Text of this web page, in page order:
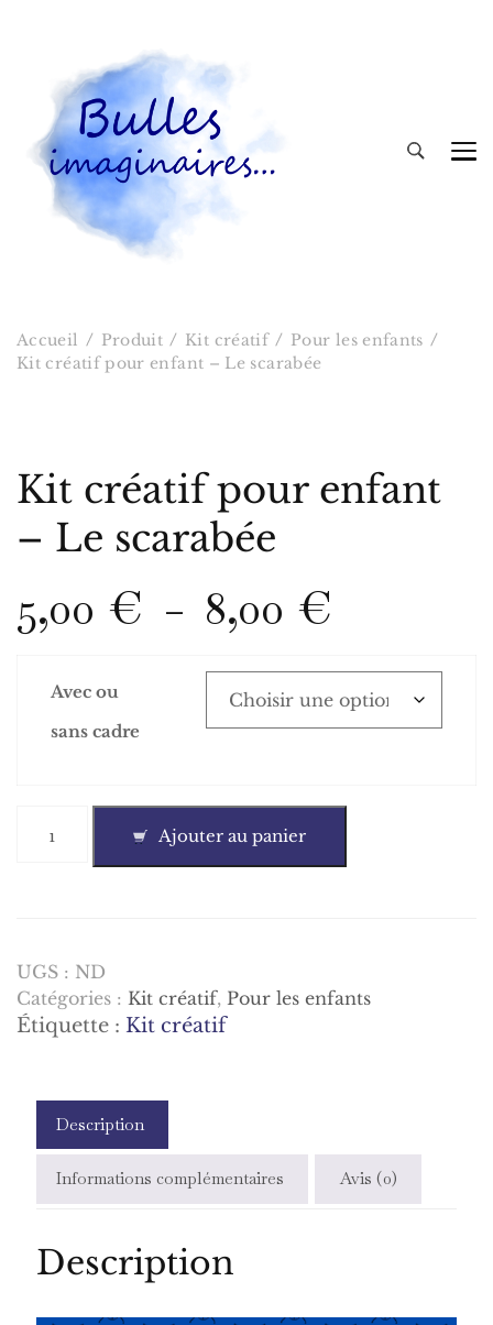
Accueil Produit Kit créatif
Pour les enfants
Kit créatif pour enfant – Le scarabée
Kit créatif pour enfant
– Le scarabée
5,00 € – 8,00 €
de
prix :
Avec ou
sans cadre
-
Le
scarabée
Ajouter au panier
UGS : ND
Catégories : Kit créatif, Pour les enfants
Étiquette : Kit créatif
Description
Informations complémentaires Avis (0)
Description